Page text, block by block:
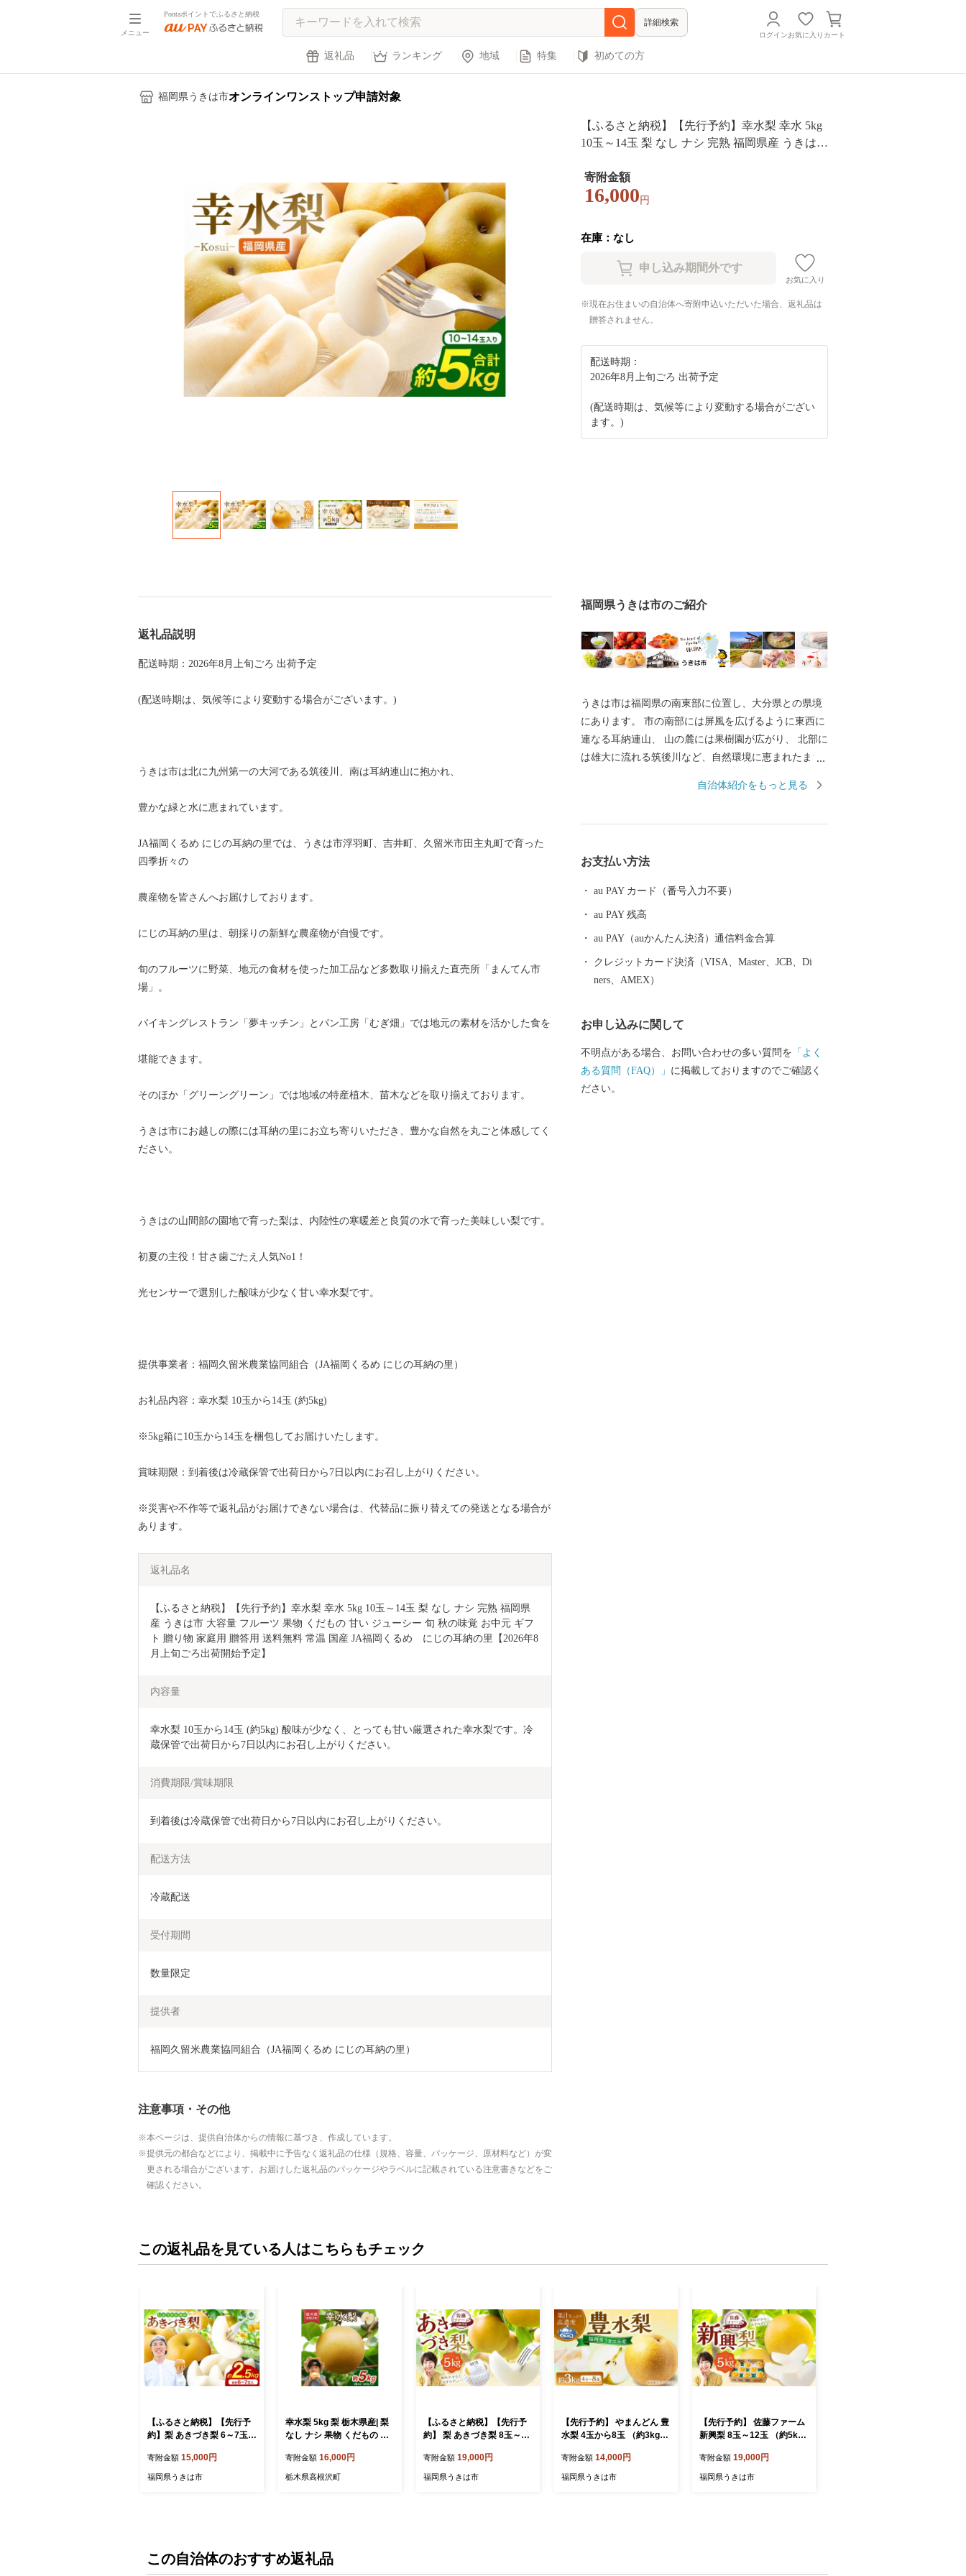
メニュー
Pontaポイントでふるさと納税
詳細検索
ログインお気に入り カート
返礼品 ランキング 地域 特集 初めての方
福岡県うきは市オンラインワンストップ申請対象
【ふるさと納税】【先行予約】幸水梨 幸水 5kg
10玉～14玉 梨 なし ナシ 完熟 福岡県産 うきは市
旬 秋の味覚 お中元 ギフト 贈り物 家庭用 贈答用
送料無料 常温 国産 JA福岡くるめ にじの耳納
寄附金額
16,000 円
在庫：なし
お気に入り
現在お住まいの自治体へ寄附申込いただいた場合、返礼品は
贈答されません。
配送時期：
2026年8月上旬ごろ 出荷予定
(配送時期は、気候等により変動する場合がござい
ます。)
返礼品説明
配送時期：2026年8月上旬ごろ 出荷予定
(配送時期は、気候等により変動する場合がございます。)
うきは市は北に九州第一の大河である筑後川、南は耳納連山に抱かれ、
豊かな緑と水に恵まれています。
JA福岡くるめ にじの耳納の里では、うきは市浮羽町、吉井町、久留米市田主丸町で育った
四季折々の
農産物を皆さんへお届けしております。
にじの耳納の里は、朝採りの新鮮な農産物が自慢です。
旬のフルーツに野菜、地元の食材を使った加工品など多数取り揃えた直売所「まんてん市
場」。
バイキングレストラン「夢キッチン」とパン工房「むぎ畑」では地元の素材を活かした食を
堪能できます。
そのほか「グリーングリーン」では地域の特産植木、苗木などを取り揃えております。
うきは市にお越しの際には耳納の里にお立ち寄りいただき、豊かな自然を丸ごと体感してく
ださい。
うきはの山間部の園地で育った梨は、内陸性の寒暖差と良質の水で育った美味しい梨です。
初夏の主役！甘さ歯ごたえ人気No1！
光センサーで選別した酸味が少なく甘い幸水梨です。
提供事業者：福岡久留米農業協同組合（JA福岡くるめ にじの耳納の里）
お礼品内容：幸水梨 10玉から14玉 (約5kg)
※5kg箱に10玉から14玉を梱包してお届けいたします。
賞味期限：到着後は冷蔵保管で出荷日から7日以内にお召し上がりください。
※災害や不作等で返礼品がお届けできない場合は、代替品に振り替えての発送となる場合が
あります。
返礼品名
【ふるさと納税】【先行予約】幸水梨 幸水 5kg 10玉～14玉 梨 なし ナシ 完熟 福岡県
産 うきは市 大容量 フルーツ 果物 くだもの 甘い ジューシー 旬 秋の味覚 お中元 ギフ
ト 贈り物 家庭用 贈答用 送料無料 常温 国産 JA福岡くるめ　にじの耳納の里【2026年8
月上旬ごろ出荷開始予定】
内容量
幸水梨 10玉から14玉 (約5kg) 酸味が少なく、とっても甘い厳選された幸水梨です。冷
蔵保管で出荷日から7日以内にお召し上がりください。
消費期限/賞味期限
到着後は冷蔵保管で出荷日から7日以内にお召し上がりください。
配送方法
冷蔵配送
受付期間
数量限定
提供者
福岡久留米農業協同組合（JA福岡くるめ にじの耳納の里）
注意事項・その他
本ページは、提供自治体からの情報に基づき、作成しています。
提供元の都合などにより、掲載中に予告なく返礼品の仕様（規格、容量、パッケージ、原材料など）が変
更される場合がございます。お届けした返礼品のパッケージやラベルに記載されている注意書きなどをご
確認ください。
福岡県うきは市のご紹介
うきは市は福岡県の南東部に位置し、大分県との県境
にあります。 市の南部には屏風を広げるように東西に
連なる耳納連山、 山の麓には果樹園が広がり、 北部に
は雄大に流れる筑後川など、自然環境に恵まれたまち
として賑わい、 農産物で財を成した豪商たちによって
麺、ラーメン、お菓子をはじめとする食品やガーゼ製
果物（ぶどう・梨・柿・いちじく・桃・いちご）、パ
シーマは特に人気の商品です!
自治体紹介をもっと見る
お支払い方法
au PAY カード（番号入力不要）
au PAY 残高
au PAY（auかんたん決済）通信料金合算
クレジットカード決済（VISA、Master、JCB、Di
ners、AMEX）
お申し込みに関して
不明点がある場合、お問い合わせの多い質問を 「よく
ある質問（FAQ）」 に掲載しておりますのでご確認く
ださい。
この返礼品を見ている人はこちらもチェック
【ふるさと納税】【先行予
約】梨 あきづき梨 6～7玉
産 フルーツ 果物 甘い ジュ
ーシー 旬 秋の味覚 お中元
寄附金額 15,000円
福岡県うきは市
幸水梨 5kg 梨 栃木県産| 梨
なし ナシ 果物 くだもの フ
直送 期間限定 季節限定 季
節商品 送料無料 国産 栃木
寄附金額 16,000円
栃木県高根沢町
【ふるさと納税】【先行予
約】 梨 あきづき梨 8玉～13
量 フルーツ 果物 くだもの
秋月 甘い ジューシー 旬 秋
寄附金額 19,000円
福岡県うきは市
【先行予約】 やまんどん 豊
水梨 4玉から8玉 （約3kg）
より順次発送予定】 梨 なし
ナシ 豊水 ほうすい 果物 く
寄附金額 14,000円
福岡県うきは市
【先行予約】 佐藤ファーム
新興梨 8玉～12玉 （約5k
順次発送予定】 梨 なし ナ
シ 新興 しんこう 果物 くだ
寄附金額 19,000円
福岡県うきは市
この自治体のおすすめ返礼品